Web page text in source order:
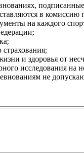
в комиссию
на каждого
и здоровья от
исследования
не